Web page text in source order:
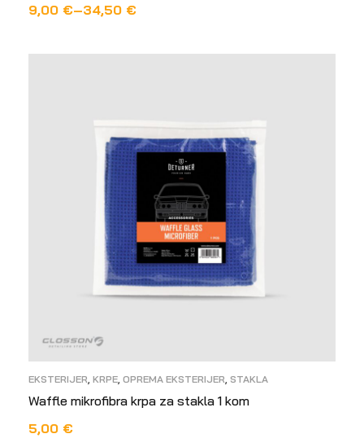
9,00 €–34,50 €
EKSTERIJER KRPE OPREMA EKSTERIJER STAKLA
Waffle mikrofibra krpa za stakla 1 kom
5,00 €